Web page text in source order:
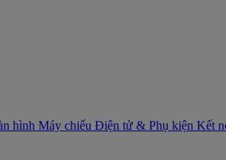
hình Máy chiếu Điện tử & Phụ kiện Kết